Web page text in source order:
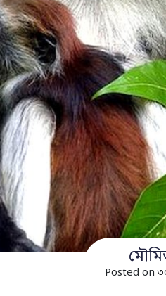
Posted on